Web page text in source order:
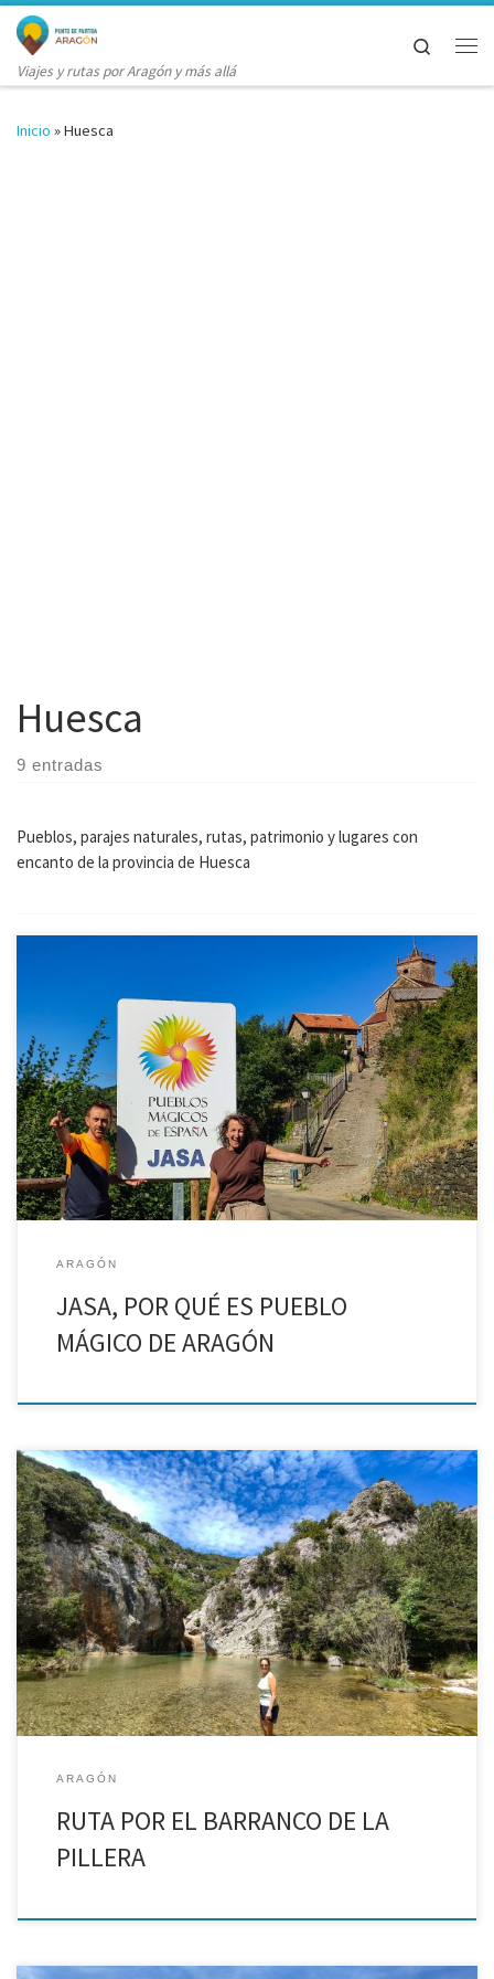
Saltar al contenido
Viajes y rutas por Aragón y más allá
Search
Inicio »Huesca
Huesca
9 entradas
Pueblos, parajes naturales, rutas, patrimonio y lugares con
encanto de la provincia de Huesca
Casas de piedra, calles estrechas, rincones con encanto y un
entorno precioso, así es Jasa. Acabamos de pasar un fin de
semana en este pequeño pueblo de la comarca de la Jacetania y
hemos comprobado por […]
ARAGÓN
JASA, POR QUÉ ES PUEBLO
MÁGICO DE ARAGÓN
Cómo llegar a una de las pozas más refrescantes de la Sierra de
Guara La ruta de hoy, recorre una parte del Parque Natural de la
Sierra y los Cañones de Guara y tiene suficientes encantos […]
ARAGÓN
RUTA POR EL BARRANCO DE LA
PILLERA